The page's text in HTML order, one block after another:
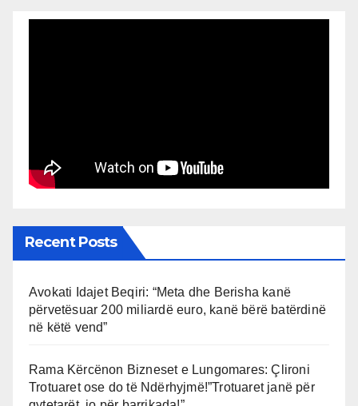
Recent Posts
Avokati Idajet Beqiri: “Meta dhe Berisha kanë
përvetësuar 200 miliardë euro, kanë bërë batërdinë
në këtë vend”
Rama Kërcënon Bizneset e Lungomares: Çlironi
Trotuaret ose do të Ndërhyjmë!”Trotuaret janë për